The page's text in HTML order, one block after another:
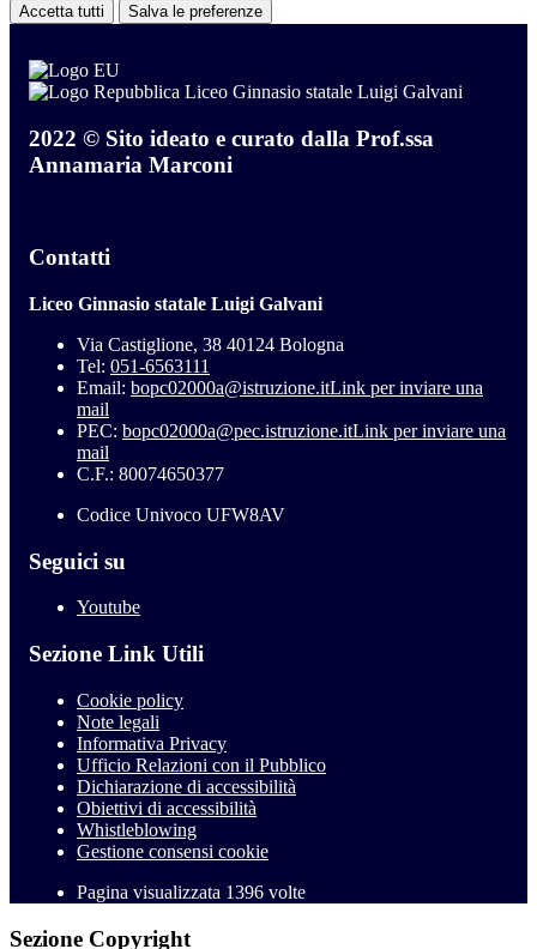
Accetta tutti Salva le preferenze
Liceo Ginnasio statale Luigi Galvani
2022 © Sito ideato e curato dalla Prof.ssa
Annamaria Marconi
Contatti
Liceo Ginnasio statale Luigi Galvani
Via Castiglione, 38 40124 Bologna
Tel: 051-6563111
Email: bopc02000a@istruzione.itLink per inviare una
mail
PEC: bopc02000a@pec.istruzione.itLink per inviare una
mail
C.F.: 80074650377
Codice Univoco UFW8AV
Seguici su
Youtube
Sezione Link Utili
Cookie policy
Note legali
Informativa Privacy
Ufficio Relazioni con il Pubblico
Dichiarazione di accessibilità
Obiettivi di accessibilità
Whistleblowing
Gestione consensi cookie
Pagina visualizzata 1396 volte
Sezione Copyright